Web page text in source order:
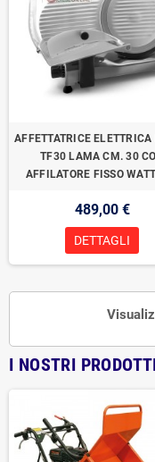
AFFETTATRICE ELETTRICA
TF30 LAMA CM. 30
AFFILATORE FISSO
489,00 €
DETTAGLI
I NOSTRI